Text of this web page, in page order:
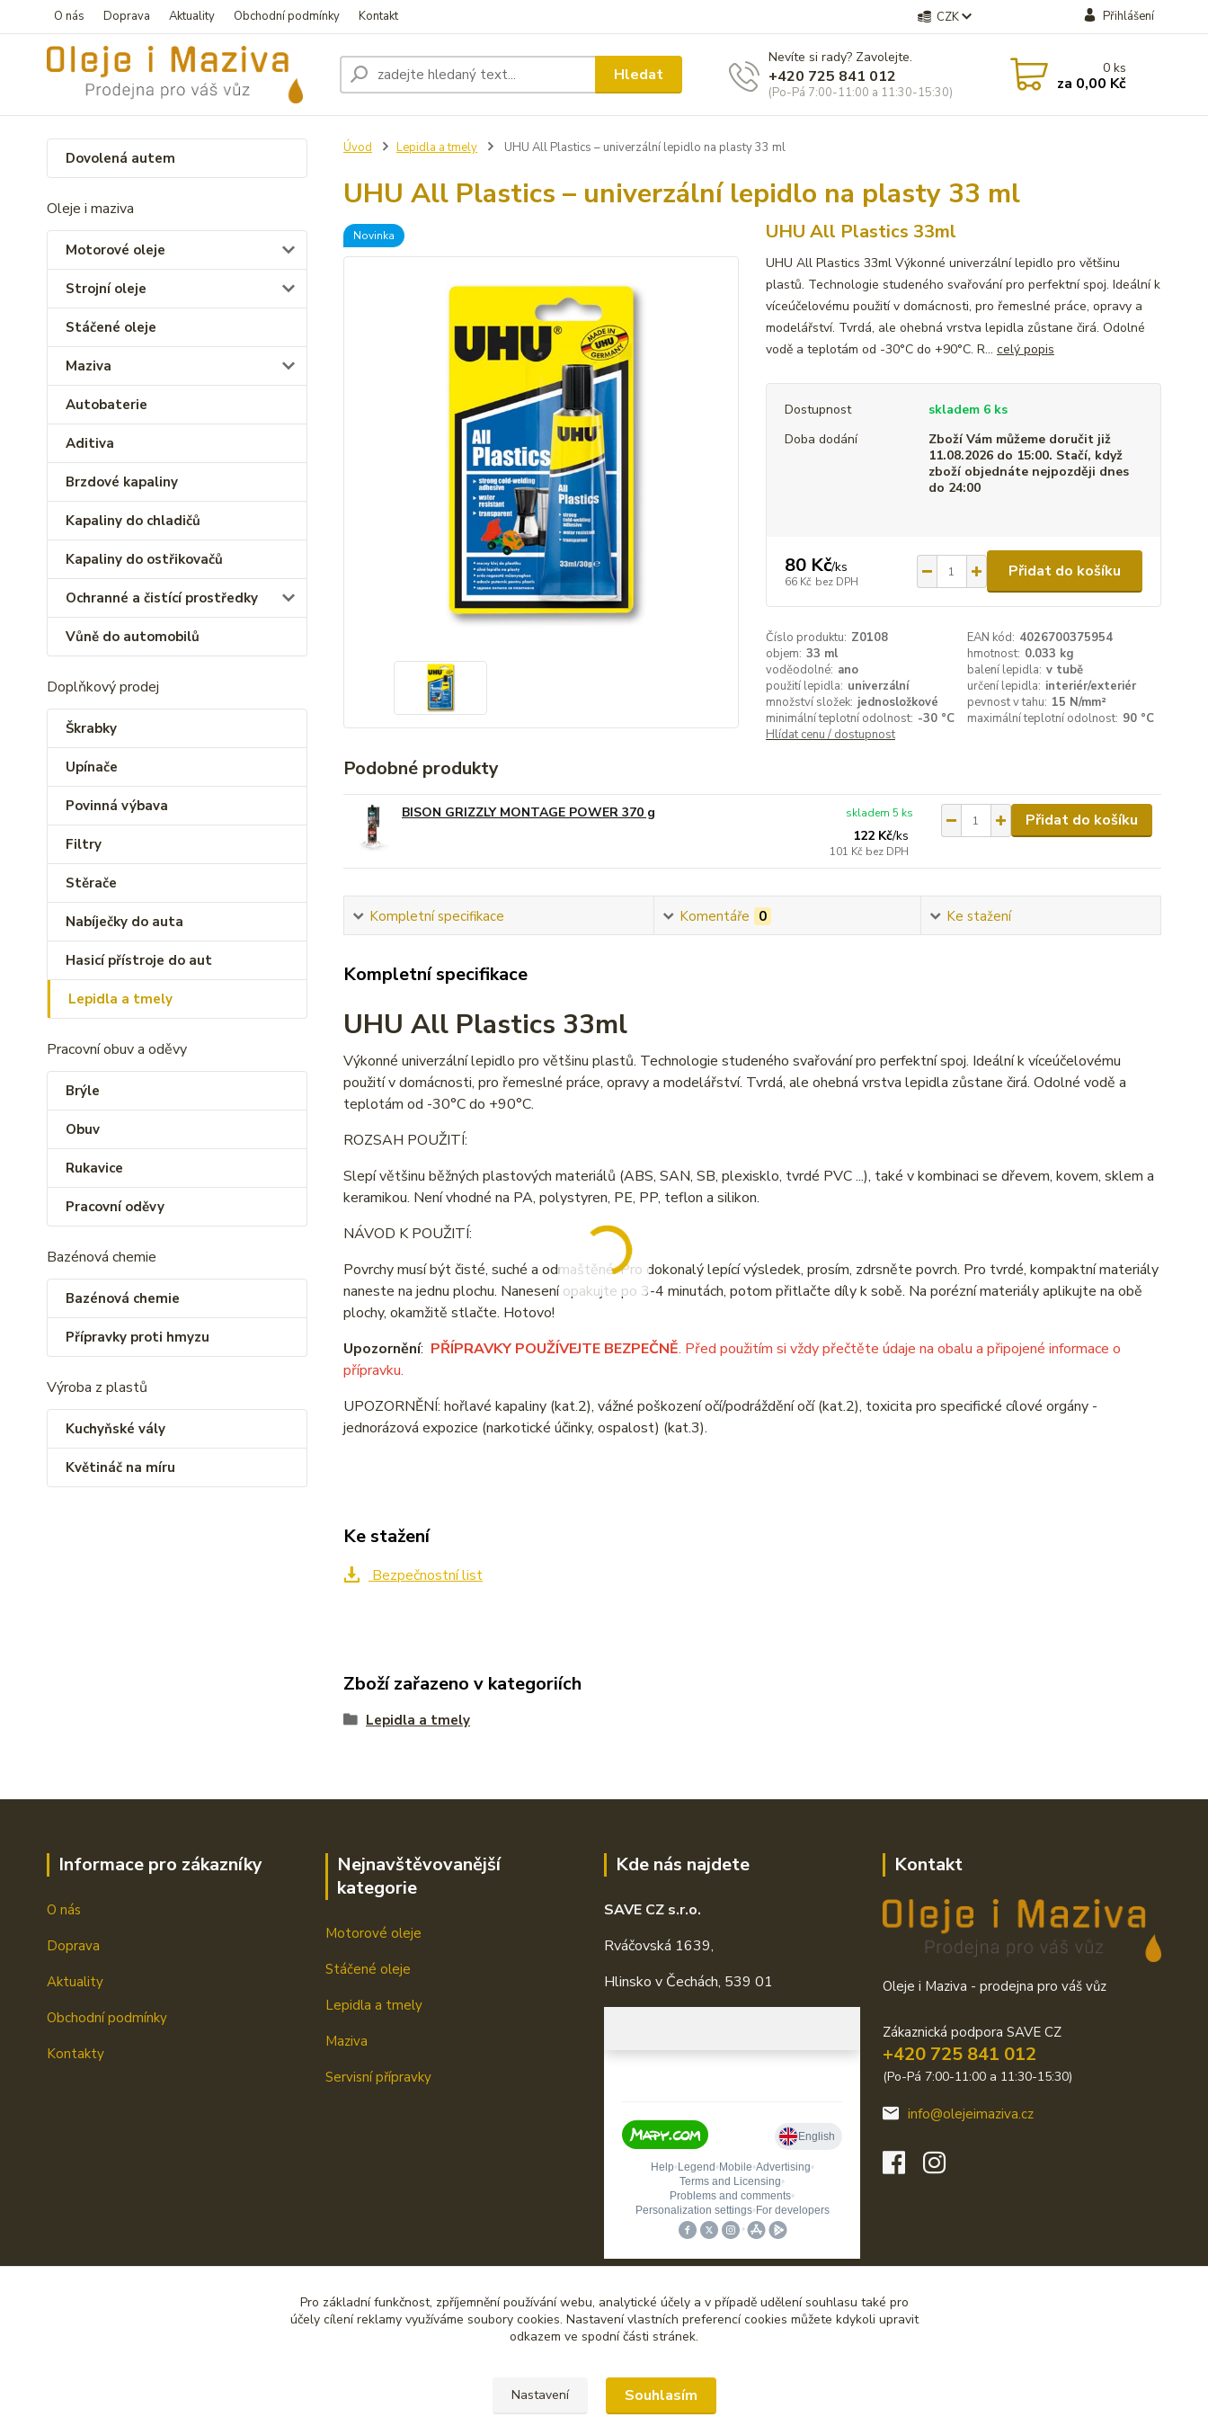
O nás Doprava Aktuality Obchodní podmínky Kontakt CZK Přihlášení
Hledat
Nevíte si rady? Zavolejte.
+420 725 841 012
(Po-Pá 7:00-11:00 a 11:30-15:30)
0ks
za 0,00 Kč
Dovolená autem
Oleje i maziva
Motorové oleje
Strojní oleje
Stáčené oleje
Maziva
Autobaterie
Aditiva
Brzdové kapaliny
Kapaliny do chladičů
Kapaliny do ostřikovačů
Ochranné a čistící prostředky
Vůně do automobilů
Doplňkový prodej
Škrabky
Upínače
Povinná výbava
Filtry
Stěrače
Nabíječky do auta
Hasicí přístroje do aut
Lepidla a tmely
Pracovní obuv a oděvy
Brýle
Obuv
Rukavice
Pracovní oděvy
Bazénová chemie
Bazénová chemie
Přípravky proti hmyzu
Výroba z plastů
Kuchyňské vály
Květináč na míru
Úvod Lepidla a tmely UHU All Plastics – univerzální lepidlo na plasty 33 ml
UHU All Plastics – univerzální lepidlo na plasty 33 ml
Novinka UHU All Plastics 33ml
UHU All Plastics 33ml Výkonné univerzální lepidlo pro většinu
plastů. Technologie studeného svařování pro perfektní spoj. Ideální k
víceúčelovému použití v domácnosti, pro řemeslné práce, opravy a
modelářství. Tvrdá, ale ohebná vrstva lepidla zůstane čirá. Odolné
vodě a teplotám od -30°C do +90°C. R... celý popis
Dostupnost
skladem 6 ks
Doba dodání
Zboží Vám můžeme doručit již
11.08.2026 do 15:00. Stačí, když
zboží objednáte nejpozději dnes
do 24:00
80 Kč/ks
66 Kč bez DPH
Přidat do košíku
Číslo produktu: Z0108 EAN kód: 4026700375954
objem: 33 ml hmotnost: 0.033 kg
voděodolné: ano balení lepidla: v tubě
použití lepidla: univerzální určení lepidla: interiér/exteriér
množství složek: jednosložkové pevnost v tahu: 15 N/mm²
minimální teplotní odolnost: -30 °C maximální teplotní odolnost: 90 °C
Hlídat cenu / dostupnost
Podobné produkty
BISON GRIZZLY MONTAGE POWER 370 g
122 Kč/ks
101 Kč bez DPH
skladem 5 ks Přidat do košíku
Kompletní specifikace Komentáře 0 Ke stažení
Kompletní specifikace
UHU All Plastics 33ml
Výkonné univerzální lepidlo pro většinu plastů. Technologie studeného svařování pro perfektní spoj. Ideální k víceúčelovému
použití v domácnosti, pro řemeslné práce, opravy a modelářství. Tvrdá, ale ohebná vrstva lepidla zůstane čirá. Odolné vodě a
teplotám od -30°C do +90°C.
ROZSAH POUŽITÍ:
Slepí většinu běžných plastových materiálů (ABS, SAN, SB, plexisklo, tvrdé PVC ...), také v kombinaci se dřevem, kovem, sklem a
keramikou. Není vhodné na PA, polystyren, PE, PP, teflon a silikon.
NÁVOD K POUŽITÍ:
Povrchy musí být čisté, suché a odmaštěné. Pro dokonalý lepící výsledek, prosím, zdrsněte povrch. Pro tvrdé, kompaktní materiály
naneste na jednu plochu. Nanesení opakujte po 3-4 minutách, potom přitlačte díly k sobě. Na porézní materiály aplikujte na obě
plochy, okamžitě stlačte. Hotovo!
Upozornění: PŘÍPRAVKY POUŽÍVEJTE BEZPEČNĚ. Před použitím si vždy přečtěte údaje na obalu a připojené informace o
přípravku.
UPOZORNĚNÍ: hořlavé kapaliny (kat.2), vážné poškození očí/podráždění očí (kat.2), toxicita pro specifické cílové orgány -
jednorázová expozice (narkotické účinky, ospalost) (kat.3).
Ke stažení
Bezpečnostní list
Zboží zařazeno v kategoriích
Lepidla a tmely
Informace pro zákazníky
O nás
Doprava
Aktuality
Obchodní podmínky
Kontakty
Nejnavštěvovanější
kategorie
Motorové oleje
Stáčené oleje
Lepidla a tmely
Maziva
Servisní přípravky
Kde nás najdete
SAVE CZ s.r.o.
Rváčovská 1639,
Hlinsko v Čechách, 539 01
Kontakt
Oleje i Maziva - prodejna pro váš vůz
Zákaznická podpora SAVE CZ
+420 725 841 012
(Po-Pá 7:00-11:00 a 11:30-15:30)
info@olejeimaziva.cz
Upravit sběr cookies.
Pro základní funkčnost, zpříjemnění používání webu, analytické účely a v případě udělení souhlasu také pro
účely cílení reklamy využíváme soubory cookies. Nastavení vlastních preferencí cookies můžete kdykoli upravit
odkazem ve spodní části stránek.
Nastavení Souhlasím